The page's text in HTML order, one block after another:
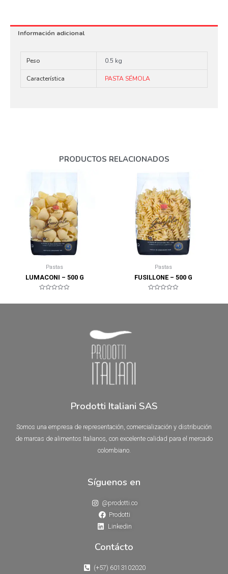
PRODUCTOS RELACIONADOS
Pastas
LUMACONI – 500 G
Pastas
FUSILLONE – 500 G
Información adicional
Peso 0.5 kg
Característica PASTA SÉMOLA
Prodotti Italiani SAS
Somos una empresa de representación, comercialización y distribución
de marcas de alimentos Italianos, con excelente calidad para el mercado
colombiano.
Síguenos en
@prodotti.co
Prodotti
Linkedin
Contácto
(+57) 6013102020